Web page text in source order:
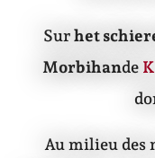
Surhet
Morbihande
Au milieu des